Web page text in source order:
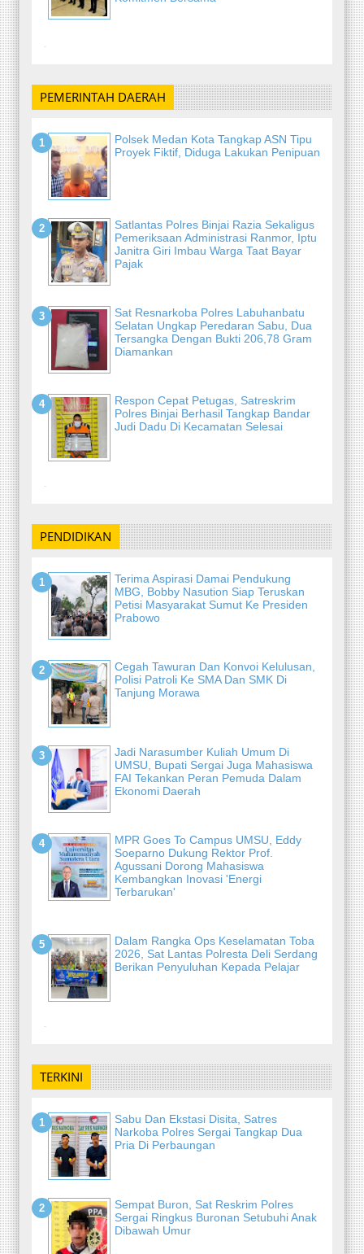
-
PEMERINTAH DAERAH
Polsek Medan Kota Tangkap ASN Tipu
Proyek Fiktif, Diduga Lakukan Penipuan
Satlantas Polres Binjai Razia Sekaligus
Pemeriksaan Administrasi Ranmor, Iptu
Janitra Giri Imbau Warga Taat Bayar
Pajak
Sat Resnarkoba Polres Labuhanbatu
Selatan Ungkap Peredaran Sabu, Dua
Tersangka Dengan Bukti 206,78 Gram
Diamankan
Respon Cepat Petugas, Satreskrim
Polres Binjai Berhasil Tangkap Bandar
Judi Dadu Di Kecamatan Selesai
-
PENDIDIKAN
Terima Aspirasi Damai Pendukung
MBG, Bobby Nasution Siap Teruskan
Petisi Masyarakat Sumut Ke Presiden
Prabowo
Cegah Tawuran Dan Konvoi Kelulusan,
Polisi Patroli Ke SMA Dan SMK Di
Tanjung Morawa
Jadi Narasumber Kuliah Umum Di
UMSU, Bupati Sergai Juga Mahasiswa
FAI Tekankan Peran Pemuda Dalam
Ekonomi Daerah
MPR Goes To Campus UMSU, Eddy
Soeparno Dukung Rektor Prof.
Agussani Dorong Mahasiswa
Kembangkan Inovasi 'Energi
Terbarukan'
Dalam Rangka Ops Keselamatan Toba
2026, Sat Lantas Polresta Deli Serdang
Berikan Penyuluhan Kepada Pelajar
-
TERKINI
Sabu Dan Ekstasi Disita, Satres
Narkoba Polres Sergai Tangkap Dua
Pria Di Perbaungan
Sempat Buron, Sat Reskrim Polres
Sergai Ringkus Buronan Setubuhi Anak
Dibawah Umur